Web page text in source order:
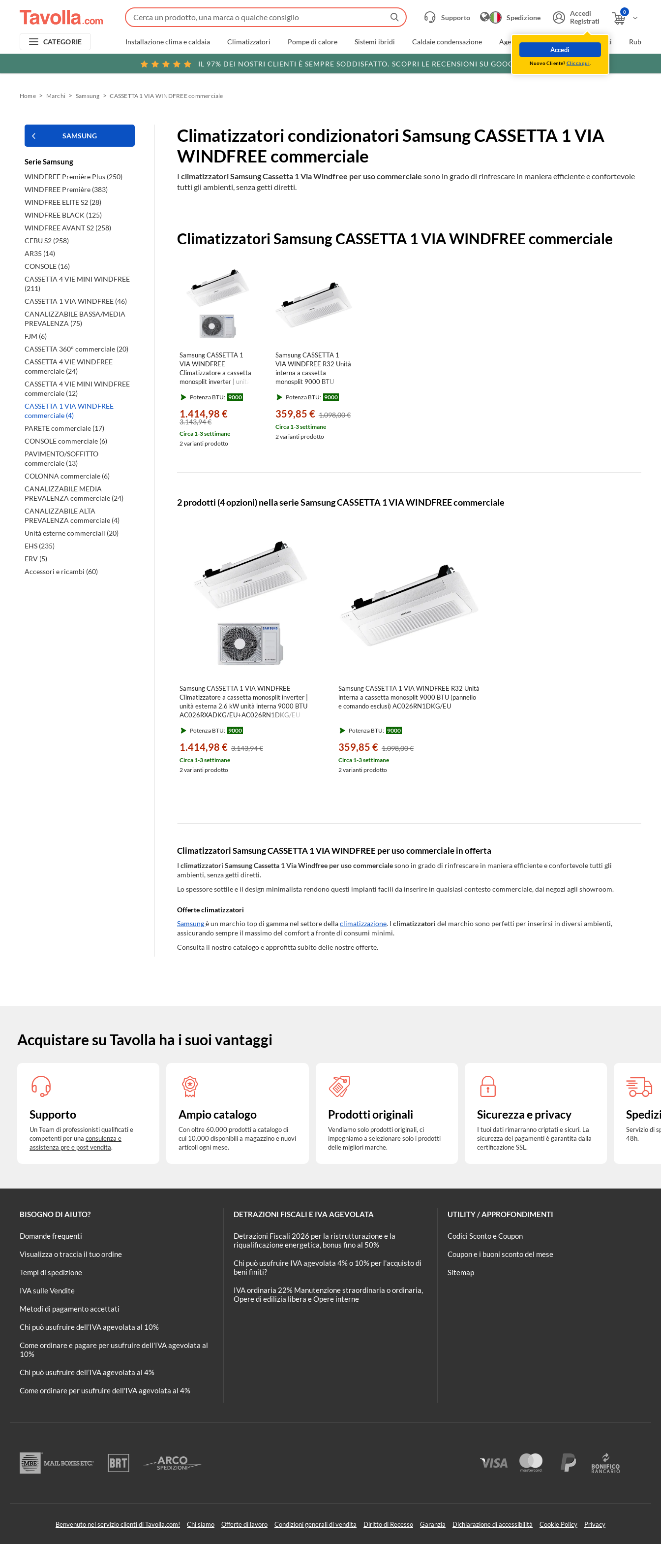
Supporto Spedizione
Accedi
Registrati
Accedi
Nuovo Cliente? Clicca qui
0
CATEGORIE Installazione clima e caldaia Climatizzatori Pompe di calore Sistemi ibridi Caldaie condensazione Agevolazioni fiscali Extra Sconti
IL 97% DEI NOSTRI CLIENTI È SEMPRE SODDISFATTO. SCOPRI LE RECENSIONI SU GOOGLE
Home Marchi Samsung CASSETTA 1 VIA WINDFREE commerciale
SAMSUNG
Serie Samsung
WINDFREE Première Plus (250)
WINDFREE Première (383)
WINDFREE ELITE S2 (28)
WINDFREE BLACK (125)
WINDFREE AVANT S2 (258)
CEBU S2 (258)
AR35 (14)
CONSOLE (16)
CASSETTA 4 VIE MINI WINDFREE
(211)
CASSETTA 1 VIA WINDFREE (46)
CANALIZZABILE BASSA/MEDIA
PREVALENZA (75)
FJM (6)
CASSETTA 360° commerciale (20)
CASSETTA 4 VIE WINDFREE
commerciale (24)
CASSETTA 4 VIE MINI WINDFREE
commerciale (12)
CASSETTA 1 VIA WINDFREE
commerciale (4)
PARETE commerciale (17)
CONSOLE commerciale (6)
PAVIMENTO/SOFFITTO
commerciale (13)
COLONNA commerciale (6)
CANALIZZABILE MEDIA
PREVALENZA commerciale (24)
CANALIZZABILE ALTA
PREVALENZA commerciale (4)
Unità esterne commerciali (20)
EHS (235)
ERV (5)
Accessori e ricambi (60)
Climatizzatori condizionatori Samsung CASSETTA 1 VIA
WINDFREE commerciale
I climatizzatori Samsung Cassetta 1 Via Windfree per uso commerciale sono in grado di rinfrescare in maniera efficiente e confortevole
tutti gli ambienti, senza getti diretti.
in
Climatizzatori Samsung CASSETTA 1 VIA WINDFREE commerciale
Samsung CASSETTA 1
VIA WINDFREE
Climatizzatore a cassetta
monosplit inverter | unità
interna 9000 BTU
Potenza BTU: 9000
1.414,98 €
3.143,94 €
Circa 1-3 settimane
2 varianti prodotto
Samsung CASSETTA 1
VIA WINDFREE R32 Unità
interna a cassetta
monosplit 9000 BTU
esclusi)Potenza BTU: 9000
359,85 € 1.098,00 €
Circa 1-3 settimane
2 varianti prodotto
2 prodotti (4 opzioni) nella serie Samsung CASSETTA 1 VIA WINDFREE commerciale
Samsung CASSETTA 1 VIA WINDFREE
Climatizzatore a cassetta monosplit inverter |
unità esterna 2.6 kW unità interna 9000 BTU
AC026RXADKG/EU+AC026RN1DKG/EU
Potenza BTU: 9000
1.414,98 € 3.143,94 €
Circa 1-3 settimane
2 varianti prodotto
Samsung CASSETTA 1 VIA WINDFREE R32 Unità
interna a cassetta monosplit 9000 BTU (pannello
e comando esclusi) AC026RN1DKG/EU
Potenza BTU: 9000
359,85 € 1.098,00 €
Circa 1-3 settimane
2 varianti prodotto
Climatizzatori Samsung CASSETTA 1 VIA WINDFREE per uso commerciale in offerta
I climatizzatori Samsung Cassetta 1 Via Windfree per uso commercialesono in grado di rinfrescare in maniera efficiente e confortevole tutti gli
ambienti, senza getti diretti.
Lo spessore sottile e il design minimalista rendono questi impianti facili da inserire in qualsiasi contesto commerciale, dai negozi agli showroom.
Offerte climatizzatori
Samsungè un marchio top di gamma nel settore dellaclimatizzazione. I climatizzatori del marchio sono perfetti per inserirsi in diversi ambienti,
assicurando sempre il massimo del comfort a fronte di consumi minimi.
Consulta il nostro catalogo e approfitta subito delle nostre offerte.
Acquistare su Tavolla ha i suoi vantaggi
Supporto
Un Team di professionisti qualificati e
competenti per una consulenza e
assistenza pre e post vendita.
Ampio catalogo
Con oltre 60.000 prodotti a catalogo di
cui 10.000 disponibili a magazzino e nuovi
articoli ogni mese.
Prodotti originali
Vendiamo solo prodotti originali, ci
impegniamo a selezionare solo i prodotti
delle migliori marche.
Sicurezza e privacy
I tuoi dati rimarranno criptati e sicuri. La
sicurezza dei pagamenti è garantita dalla
certificazione SSL.
Servizio di
48h.
BISOGNO DI AIUTO?
Domande frequenti
Visualizza o traccia il tuo ordine
Tempi di spedizione
IVA sulle Vendite
Metodi di pagamento accettati
Chi può usufruire dell’IVA agevolata al 10%
Come ordinare e pagare per usufruire dell'IVA agevolata al
10%
Chi può usufruire dell’IVA agevolata al 4%
Come ordinare per usufruire dell'IVA agevolata al 4%
DETRAZIONI FISCALI E IVA AGEVOLATA
Detrazioni Fiscali 2026 per la ristrutturazione e la
riqualificazione energetica, bonus fino al 50%
Chi può usufruire IVA agevolata 4% o 10% per l'acquisto di
beni finiti?
IVA ordinaria 22% Manutenzione straordinaria o ordinaria,
Opere di edilizia libera e Opere interne
UTILITY / APPROFONDIMENTI
Codici Sconto e Coupon
Coupon e i buoni sconto del mese
Sitemap
Benvenuto nel servizio clienti di Tavolla.com! Chi siamo Offerte di lavoro Condizioni generali di vendita Diritto di Recesso Garanzia Dichiarazione di accessibilità Cookie Policy Privacy